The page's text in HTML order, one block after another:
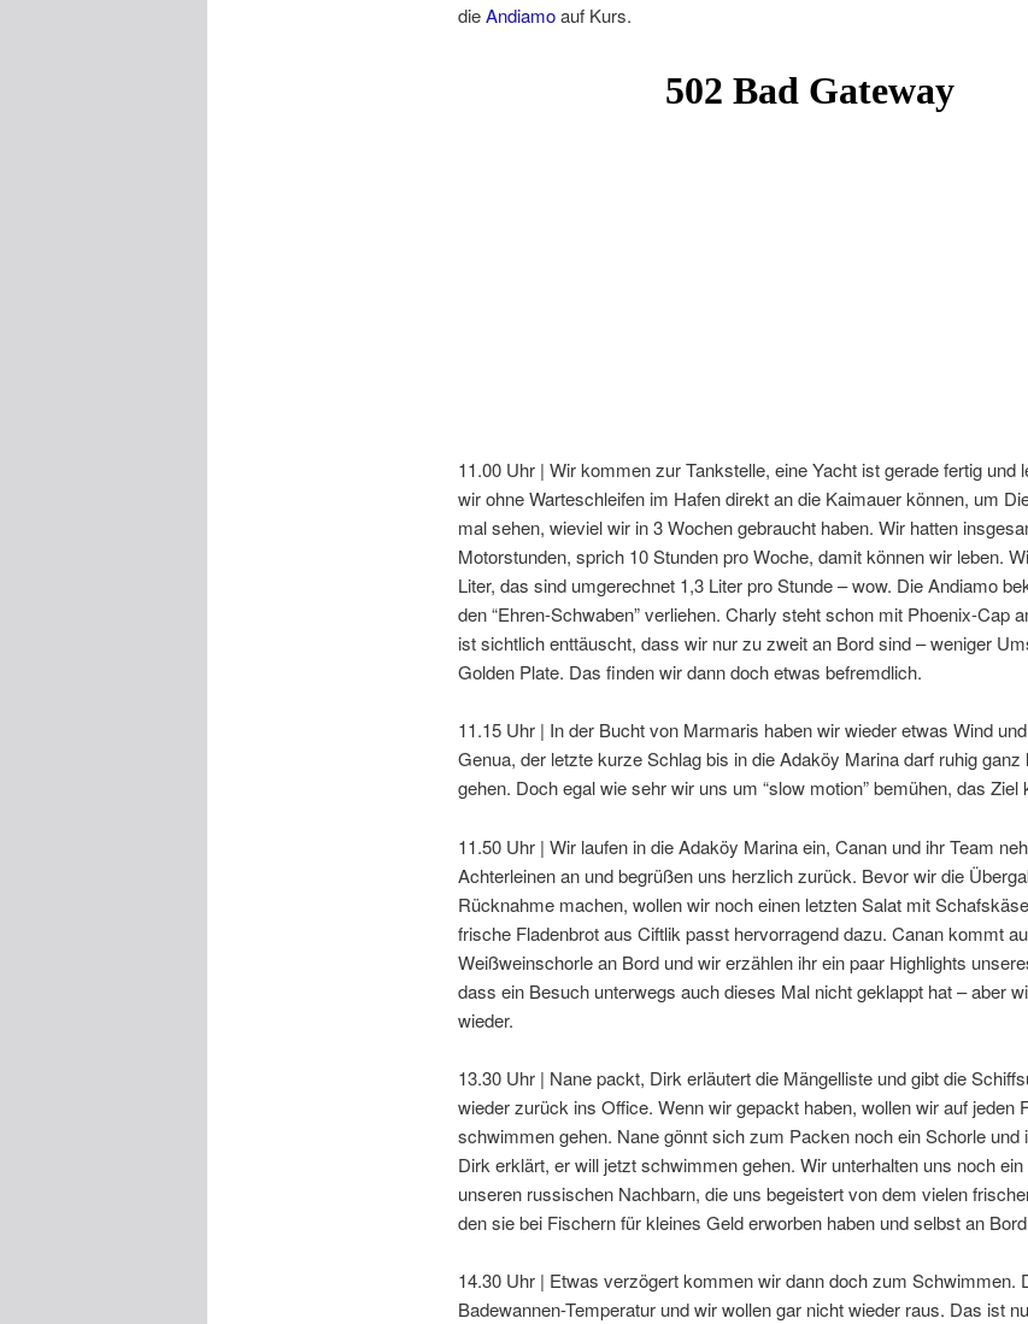
dieAndiamoauf Kurs.
11.00 Uhr | Wir kommen zur Tankstelle, eine Yacht ist gerade fertig und
wir ohne Warteschleifen im Hafen direkt an die Kaimauer können, um
mal sehen, wieviel wir in 3 Wochen gebraucht haben. Wir hatten
Motorstunden, sprich 10 Stunden pro Woche, damit können wir leben.
Liter, das sind umgerechnet 1,3 Liter pro Stunde – wow. Die Andiamo
den “Ehren-Schwaben” verliehen. Charly steht schon mit Phoenix-Cap
ist sichtlich enttäuscht, dass wir nur zu zweit an Bord sind – weniger
Golden Plate. Das finden wir dann doch etwas befremdlich.
11.15 Uhr | In der Bucht von Marmaris haben wir wieder etwas Wind
Genua, der letzte kurze Schlag bis in die Adaköy Marina darf ruhig
gehen. Doch egal wie sehr wir uns um “slow motion” bemühen, das Ziel
11.50 Uhr | Wir laufen in die Adaköy Marina ein, Canan und ihr Team
Achterleinen an und begrüßen uns herzlich zurück. Bevor wir die
Rücknahme machen, wollen wir noch einen letzten Salat mit
frische Fladenbrot aus Ciftlik passt hervorragend dazu. Canan kommt
Weißweinschorle an Bord und wir erzählen ihr ein paar Highlights
dass ein Besuch unterwegs auch dieses Mal nicht geklappt hat – aber
wieder.
13.30 Uhr | Nane packt, Dirk erläutert die Mängelliste und gibt die
wieder zurück ins Office. Wenn wir gepackt haben, wollen wir auf jeden
schwimmen gehen. Nane gönnt sich zum Packen noch ein Schorle und
Dirk erklärt, er will jetzt schwimmen gehen. Wir unterhalten uns noch
unseren russischen Nachbarn, die uns begeistert von dem vielen
den sie bei Fischern für kleines Geld erworben haben und selbst an
14.30 Uhr | Etwas verzögert kommen wir dann doch zum Schwimmen.
Badewannen-Temperatur und wir wollen gar nicht wieder raus. Das ist